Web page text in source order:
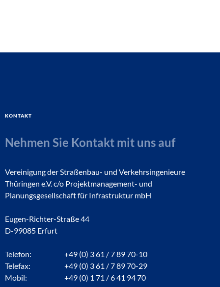
Kontakt
Nehmen Sie Kontakt mit uns auf
Vereinigung der Straßenbau- und Verkehrsingenieure
Thüringen e.V. c/o Projektmanagement- und
Planungsgesellschaft für Infrastruktur mbH
Eugen-Richter-Straße 44
D-99085 Erfurt
Telefon:
+49 (0) 3 61 / 7 89 70-10
Telefax:
+49 (0) 3 61 / 7 89 70-29
Mobil:
+49 (0) 1 71 / 6 41 94 70